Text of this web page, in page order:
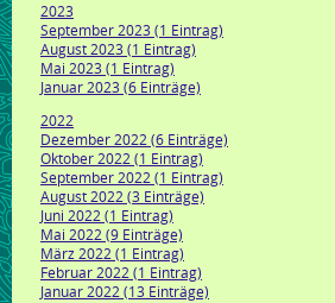
2023
September 2023 (1 Eintrag)
August 2023 (1 Eintrag)
Mai 2023 (1 Eintrag)
Januar 2023 (6 Einträge)
2022
Dezember 2022 (6 Einträge)
Oktober 2022 (1 Eintrag)
September 2022 (1 Eintrag)
August 2022 (3 Einträge)
Juni 2022 (1 Eintrag)
Mai 2022 (9 Einträge)
März 2022 (1 Eintrag)
Februar 2022 (1 Eintrag)
Januar 2022 (13 Einträge)